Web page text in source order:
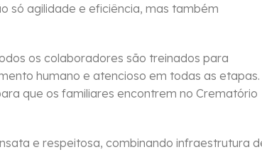
só agilidade e eficiência, mas também
os colaboradores são treinados para
humano e atencioso em todas as etapas.
que os familiares encontrem no Crematório
e respeitosa, combinando infraestrutura